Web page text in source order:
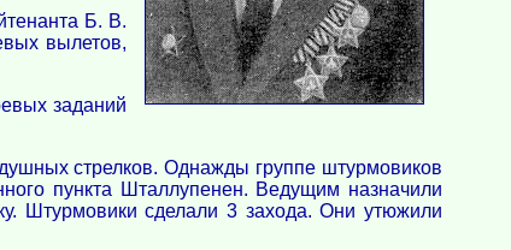
Б. В.
вылетов,
заданий
стрелков. Однажды группе штурмовиков
пункта Шталлупенен. Ведущим назначили
Штурмовики сделали 3 захода. Они утюжили